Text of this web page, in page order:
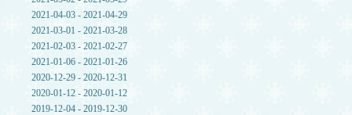
2021-04-03 - 2021-04-29
2021-03-01 - 2021-03-28
2021-02-03 - 2021-02-27
2021-01-06 - 2021-01-26
2020-12-29 - 2020-12-31
2020-01-12 - 2020-01-12
2019-12-04 - 2019-12-30